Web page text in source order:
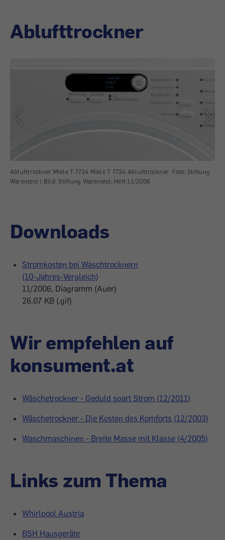
Ablufttrockner
Ablufttrockner Miele T 7734 Miele T 7734 Ablufttrockner Foto: Stiftung
Warentest | Bild: Stiftung Warentest; Heft 11/2006
Downloads
Stromkosten bei Waschtrocknern
(10-Jahres-Vergleich)
11/2006, Diagramm (Auer)
26.07 KB (.gif)
Wir empfehlen auf
konsument.at
Wäschetrockner - Geduld spart Strom (12/2011)
Wäschetrockner - Die Kosten des Komforts (12/2003)
Waschmaschinen - Breite Masse mit Klasse (4/2005)
Links zum Thema
Whirlpool Austria
BSH Hausgeräte